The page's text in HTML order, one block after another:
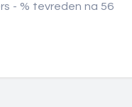
- % tevreden na 56